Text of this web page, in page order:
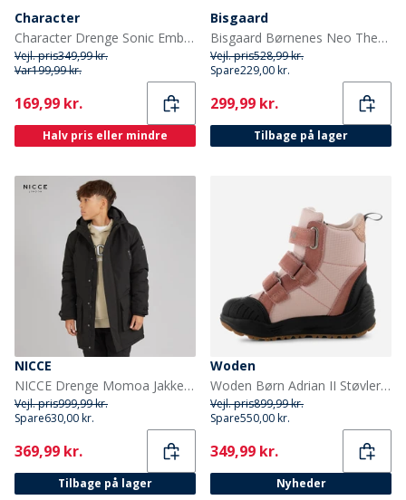
Character
Character Drenge Sonic Emboss Lights Sneakers Blå/Multi
Vejl. pris349,99 kr.
Var199,99 kr.
Current
169,99 kr.
Halv pris eller mindre
Bisgaard
Bisgaard Børnenes Neo Thermo Gummistøvler Blå
Vejl. pris528,99 kr.
Spare229,00 kr.
Current
299,99 kr.
Tilbage på lager
NICCE
NICCE Drenge Momoa Jakke Sort
Vejl. pris999,99 kr.
Spare630,00 kr.
Current
369,99 kr.
Tilbage på lager
Woden
Woden Børn Adrian II Støvler 849 Ballerina
Vejl. pris899,99 kr.
Spare550,00 kr.
Current
349,99 kr.
Nyheder